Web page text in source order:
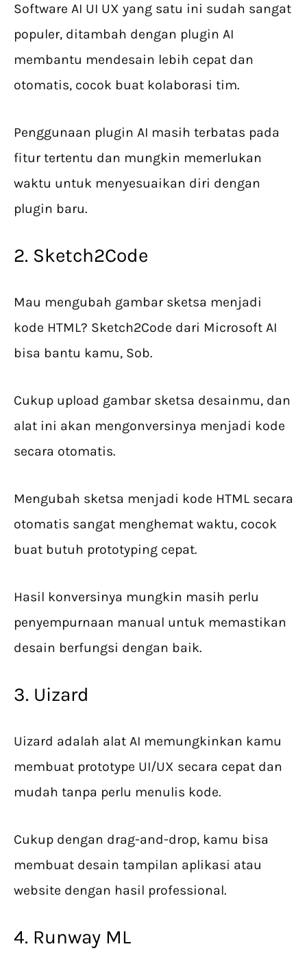
Software AI UI UX yang satu ini sudah sangat
populer, ditambah dengan plugin AI
membantu mendesain lebih cepat dan
otomatis, cocok buat kolaborasi tim.
Penggunaan plugin AI masih terbatas pada
fitur tertentu dan mungkin memerlukan
waktu untuk menyesuaikan diri dengan
plugin baru.
2. Sketch2Code
Mau mengubah gambar sketsa menjadi
kode HTML? Sketch2Code dari Microsoft AI
bisa bantu kamu, Sob.
Cukup upload gambar sketsa desainmu, dan
alat ini akan mengonversinya menjadi kode
secara otomatis.
Mengubah sketsa menjadi kode HTML secara
otomatis sangat menghemat waktu, cocok
buat butuh prototyping cepat.
Hasil konversinya mungkin masih perlu
penyempurnaan manual untuk memastikan
desain berfungsi dengan baik.
3. Uizard
Uizard adalah alat AI memungkinkan kamu
membuat prototype UI/UX secara cepat dan
mudah tanpa perlu menulis kode.
Cukup dengan drag-and-drop, kamu bisa
membuat desain tampilan aplikasi atau
website dengan hasil professional.
4. Runway ML